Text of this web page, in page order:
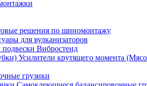
решения по шиномонтажу
для вулканизаторов
подвески Вибростенд
Усилители крутящего момента
грузики